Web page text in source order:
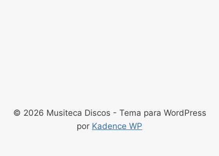
© 2026 Musiteca Discos - Tema para WordPress
por Kadence WP